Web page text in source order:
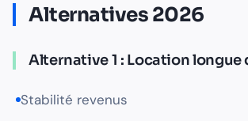
Alternatives 2026
Alternative 1 : Location longue
Stabilité revenus